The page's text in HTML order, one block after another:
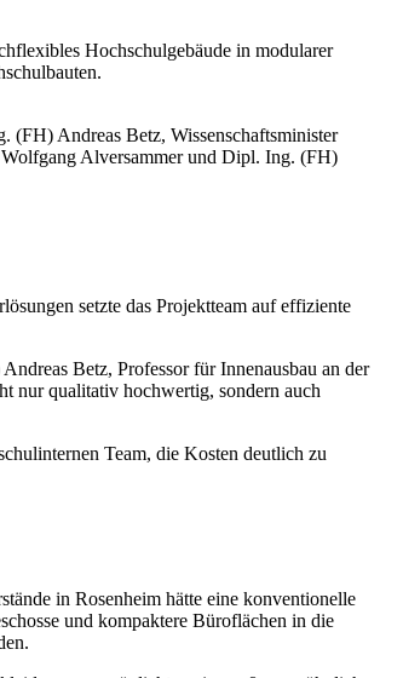
Hochschulgebäude in modularer
(FH) Andreas Betz, Wissenschaftsminister
Alversammer und Dipl. Ing. (FH)
setzte das Projektteam auf effiziente
Betz, Professor für Innenausbau an der
nur qualitativ hochwertig, sondern auch
Team, die Kosten deutlich zu
in Rosenheim hätte eine konventionelle
und kompaktere Büroflächen in die